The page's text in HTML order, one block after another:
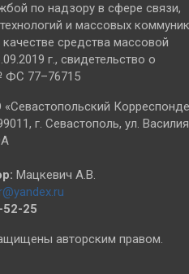
по надзору в сфере связи,
и массовых
средства массовой
г., свидетельство о
ФС 77–76715
г. Севастополь, ул. Василия
Мацкевич А.В.
52-25
авторским правом.